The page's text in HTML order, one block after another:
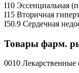
I10 Эссенциальная
I15 Вторичная
I50.9 Сердечная
Товары фарм.
0010 Лекарственные